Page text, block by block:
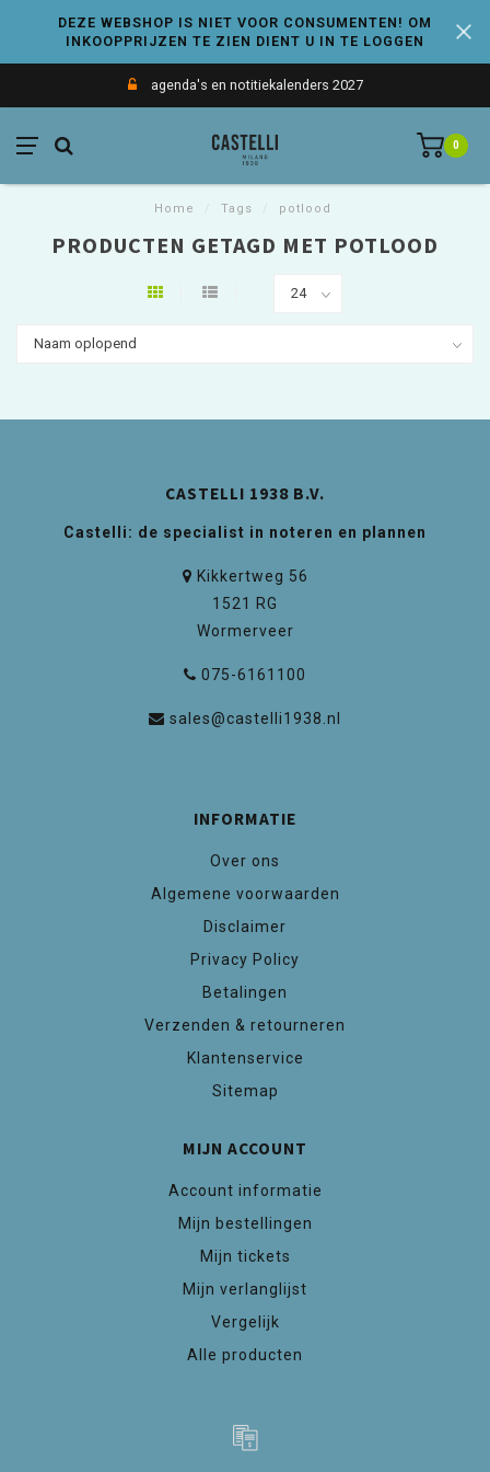
DEZE WEBSHOP IS NIET VOOR CONSUMENTEN! OM
INKOOPPRIJZEN TE ZIEN DIENT U IN TE LOGGEN
agenda's en notitiekalenders 2027
0
Home Tags potlood
PRODUCTEN GETAGD MET POTLOOD
CASTELLI 1938 B.V.
Castelli: de specialist in noteren en plannen
Kikkertweg 56
1521 RG
Wormerveer
075-6161100
sales@castelli1938.nl
INFORMATIE
Over ons
Algemene voorwaarden
Disclaimer
Privacy Policy
Betalingen
Verzenden & retourneren
Klantenservice
Sitemap
MIJN ACCOUNT
Account informatie
Mijn bestellingen
Mijn tickets
Mijn verlanglijst
Vergelijk
Alle producten